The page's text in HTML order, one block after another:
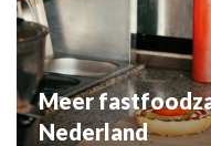
Meer
Nederland